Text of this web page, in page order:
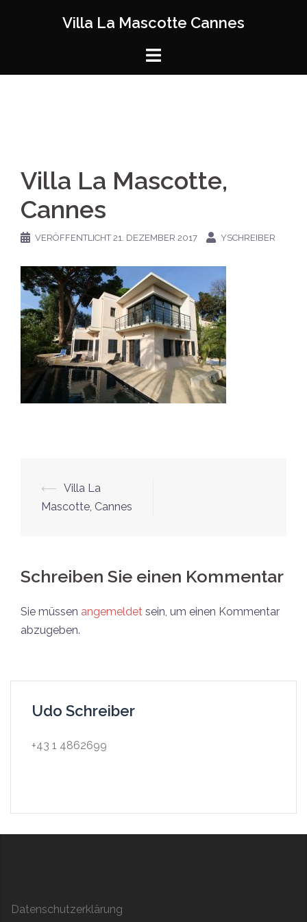
Villa La Mascotte Cannes
Villa La Mascotte,
Cannes
VERÖFFENTLICHT21. DEZEMBER 2017 YSCHREIBER
Beitrags-
Navigation
⟵ Villa La
Mascotte, Cannes
Schreiben Sie einen Kommentar
Sie müssen angemeldet sein, um einen Kommentar
abzugeben.
Udo Schreiber
+43 1 4862699
Datenschutzerklärung